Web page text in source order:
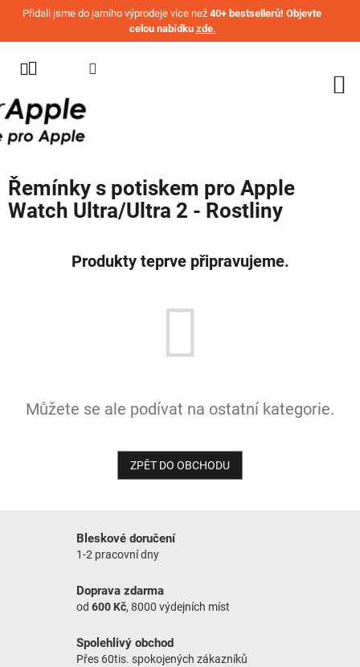
Přejít na obsah
Přidali jsme do jarního výprodeje více než 40+ bestsellerů! Objevte
celou nabídku zde.
IPHONE
MACBOOK
AIRPODS
Řemínky s potiskem pro Apple
Watch Ultra/Ultra 2 - Rostliny
Produkty teprve připravujeme.
Můžete se ale podívat na ostatní kategorie.
ZPĚT DO OBCHODU
Bleskové doručení
1-2 pracovní dny
Doprava zdarma
od 600 Kč, 8000 výdejních míst
Spolehlivý obchod
Přes 60tis. spokojených zákazníků